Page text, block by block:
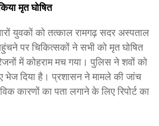
मृत घोषित
युवकों को तत्काल रामगढ़ सदर अस्पताल
पर चिकित्सकों ने सभी को मृत घोषित
में कोहराम मच गया। पुलिस ने शवों को
भेज दिया है। प्रशासन ने मामले की जांच
कारणों का पता लगाने के लिए रिपोर्ट का